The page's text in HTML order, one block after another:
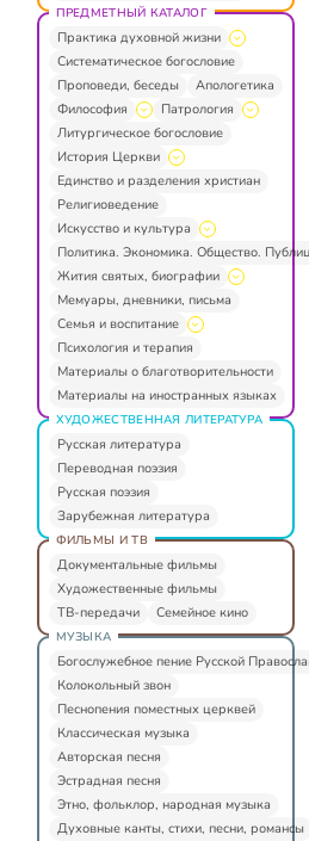
ПРЕДМЕТНЫЙ КАТАЛОГ
Практика духовной жизни
Систематическое богословие
Проповеди, беседы
Апологетика
Философия
Патрология
Литургическое богословие
История Церкви
Единство и разделения христиан
Религиоведение
Искусство и культура
Политика. Экономика. Общество.
Жития святых, биографии
Мемуары, дневники, письма
Семья и воспитание
Психология и терапия
Материалы о благотворительности
Материалы на иностранных языках
ХУДОЖЕСТВЕННАЯ ЛИТЕРАТУРА
Русская литература
Переводная поэзия
Русская поэзия
Зарубежная литература
ФИЛЬМЫ И ТВ
Документальные фильмы
Художественные фильмы
ТВ-передачи
Семейное кино
МУЗЫКА
Богослужебное пение Русской
Колокольный звон
Песнопения поместных церквей
Классическая музыка
Авторская песня
Эстрадная песня
Этно, фольклор, народная музыка
Духовные канты, стихи, песни, романсы